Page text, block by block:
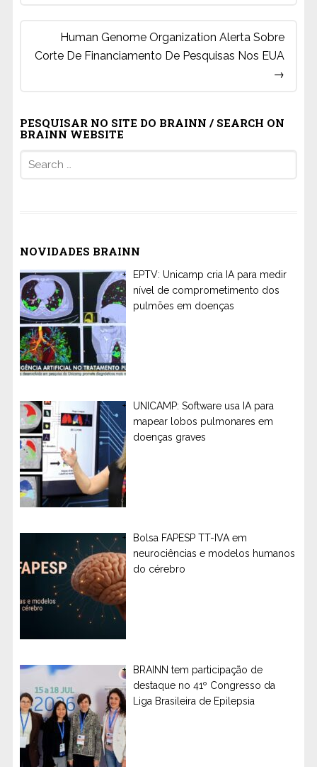
Human Genome Organization Alerta Sobre
Corte De Financiamento De Pesquisas Nos EUA
→
PESQUISAR NO SITE DO BRAINN / SEARCH ON
BRAINN WEBSITE
for:
NOVIDADES BRAINN
EPTV: Unicamp cria IA para medir
nível de comprometimento dos
pulmões em doenças
UNICAMP: Software usa IA para
mapear lobos pulmonares em
doenças graves
Bolsa FAPESP TT-IVA em
neurociências e modelos humanos
do cérebro
BRAINN tem participação de
destaque no 41º Congresso da
Liga Brasileira de Epilepsia